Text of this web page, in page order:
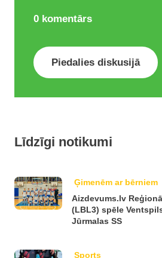
0 komentārs
Piedalies diskusijā
Līdzīgi notikumi
Ģimenēm ar bērniem
Aizdevums.lv
(LBL3) spēle
Jūrmalas SS
Sports